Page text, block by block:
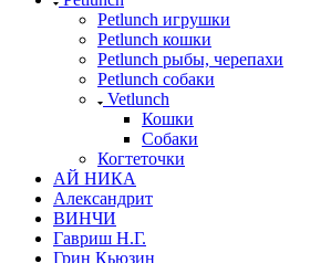
Petlunch игрушки
Petlunch кошки
Petlunch рыбы, черепахи
Petlunch собаки
Vetlunch
Кошки
Собаки
Когтеточки
АЙ НИКА
Александрит
ВИНЧИ
Гавриш Н.Г.
Грин Кьюзин